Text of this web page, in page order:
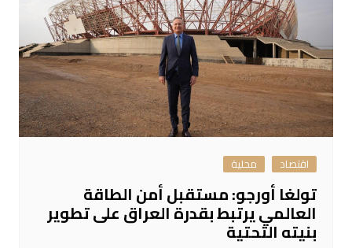
اقتصاد محلية
تولغا أورجو: مستقبل أمن الطاقة
العالمي يرتبط بقدرة العراق على تطوير
بنيته التحتية